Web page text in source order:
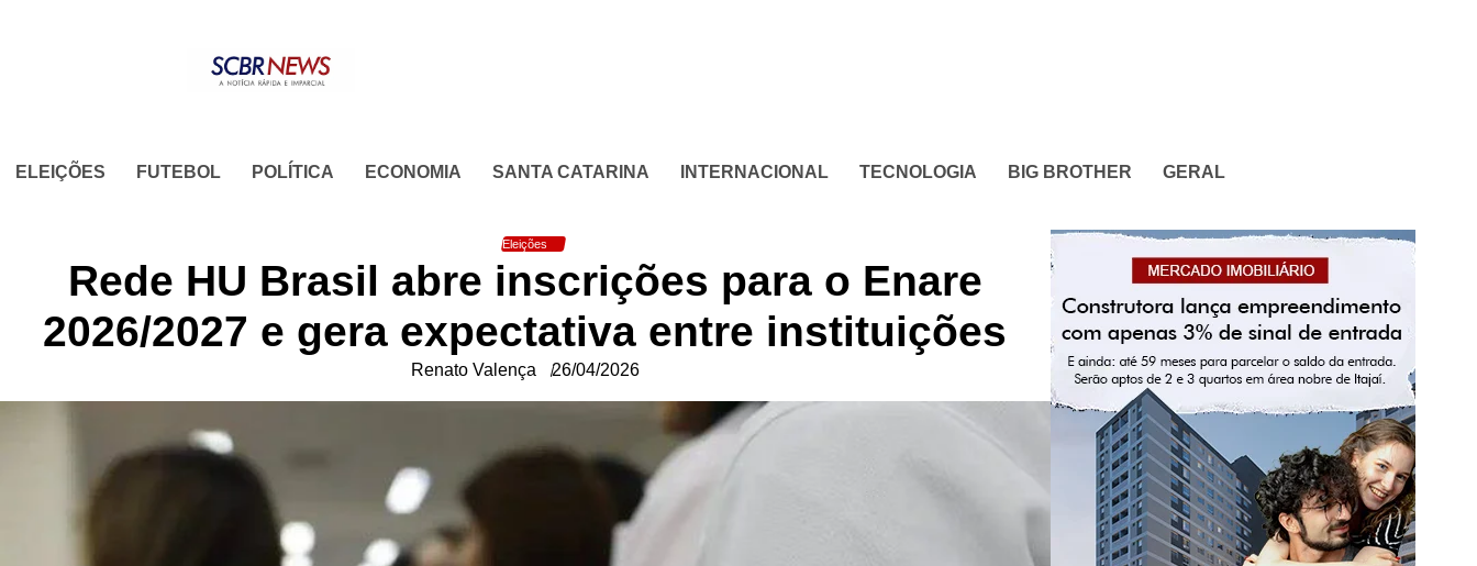
ELEIÇÕES FUTEBOL POLÍTICA ECONOMIA SANTA CATARINA INTERNACIONAL TECNOLOGIA BIG BROTHER GERAL
Eleições
Rede HU Brasil abre inscrições para o Enare
2026/2027 e gera expectativa entre instituições
Renato Valença 26/04/2026